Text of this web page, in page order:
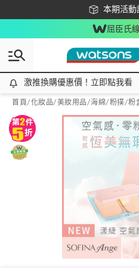
本期活動
下載app
屈臣氏
激推換購優惠價！立即點我看
激推換購優惠價！立即點我看
首頁/化妝品/美妝用品/海綿/粉撲/粉